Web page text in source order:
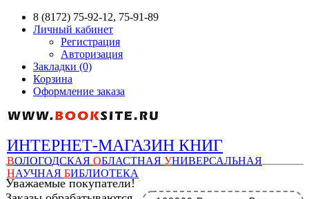
8 (8172) 75-92-12, 75-91-89
Личный кабинет
Регистрация
Авторизация
Закладки (0)
Корзина
Оформление заказа
ИНТЕРНЕТ-МАГАЗИН КНИГ
ВОЛОГОДСКАЯ ОБЛАСТНАЯ УНИВЕРСАЛЬНАЯ
НАУЧНАЯ БИБЛИОТЕКА
Уважаемые покупатели!